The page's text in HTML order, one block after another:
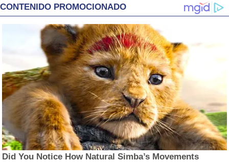
CONTENIDO PROMOCIONADO
Did You Notice How Natural Simba’s Movements